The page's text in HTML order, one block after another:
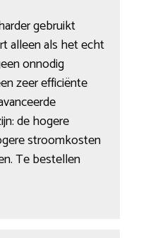
gebruikt
alleen als het echt
onnodig
zeer efficiënte
de hogere
stroomkosten
Te bestellen